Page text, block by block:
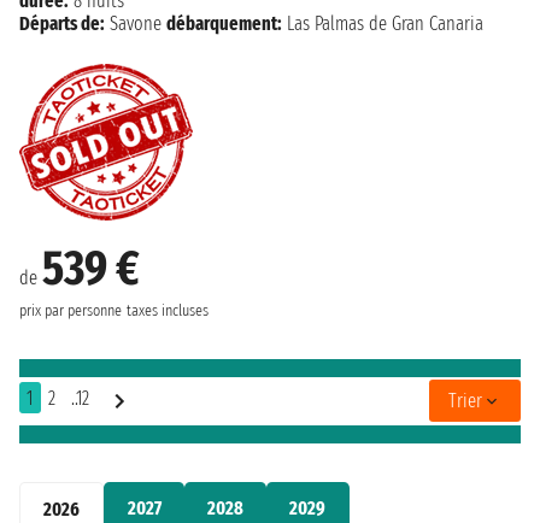
2026 2027 2028 2029
de 539 €
prix par personne taxes incluses
Départs de: Savone débarquement: Las Palmas de Gran Canaria
1 2 ..12 Trier